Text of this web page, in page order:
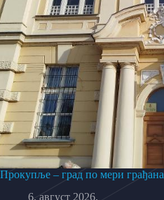
Прокупље – град по мери грађана
6. август 2026.